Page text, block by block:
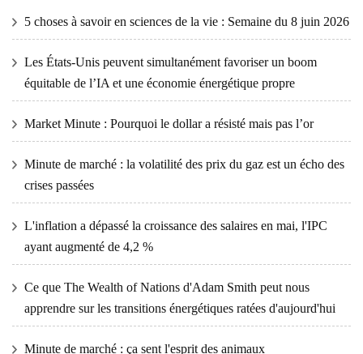
5 choses à savoir en sciences de la vie : Semaine du 8 juin 2026
Les États-Unis peuvent simultanément favoriser un boom
équitable de l’IA et une économie énergétique propre
Market Minute : Pourquoi le dollar a résisté mais pas l’or
Minute de marché : la volatilité des prix du gaz est un écho des
crises passées
L'inflation a dépassé la croissance des salaires en mai, l'IPC
ayant augmenté de 4,2 %
Ce que The Wealth of Nations d'Adam Smith peut nous
apprendre sur les transitions énergétiques ratées d'aujourd'hui
Minute de marché : ça sent l'esprit des animaux